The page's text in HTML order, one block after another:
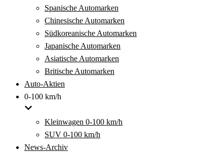
Spanische Automarken
Chinesische Automarken
Südkoreanische Automarken
Japanische Automarken
Asiatische Automarken
Britische Automarken
Auto-Aktien
0-100 km/h
Kleinwagen 0-100 km/h
SUV 0-100 km/h
News-Archiv